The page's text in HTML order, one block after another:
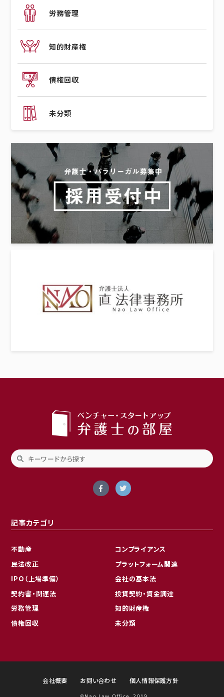
労務管理
知的財産権
債権回収
未分類
記事カテゴリ
不動産
コンプライアンス
民法改正
プラットフォーム関連
IPO（上場準備）
会社の基本法
契約書・関連法
投資契約・資金調達
労務管理
知的財産権
債権回収
未分類
会社概要 お問い合わせ 個人情報保護方針